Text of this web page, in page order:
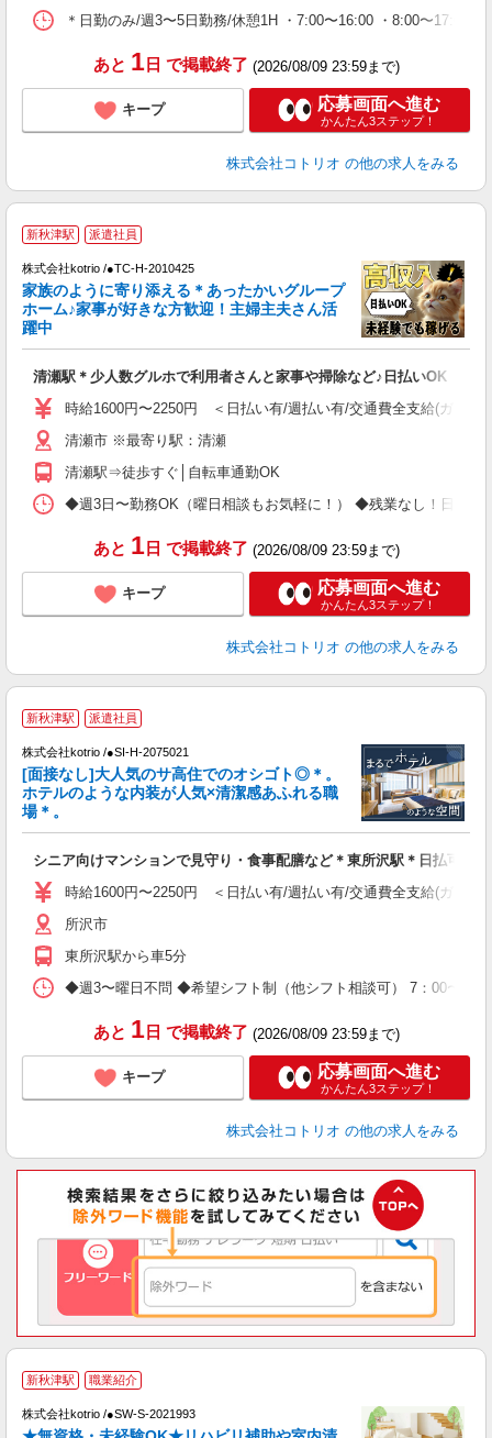
＊日勤のみ/週3〜5日勤務/休憩1H ・7:00〜16:00 ・8:00〜17:00
あと 1日 で掲載終了 (2026/08/09 23:59まで)
キープ 応募画面へ進む
かんたん3ステップ！
株式会社コトリオ の他の求人をみる
新秋津駅 派遣社員
株式会社kotrio /●TC-H-2010425
家族のように寄り添える＊あったかいグループ
ホーム♪家事が好きな方歓迎！主婦主夫さん活
躍中
清瀬駅＊少人数グルホで利用者さんと家事や掃除など♪日払いOK
時給1600円〜2250円 ＜日払い有/週払い有/交通費全支給(ガソリ
清瀬市 ※最寄り駅：清瀬
清瀬駅⇒徒歩すぐ│自転車通勤OK
◆週3日〜勤務OK（曜日相談もお気軽に！） ◆残業なし！日勤の
あと 1日 で掲載終了 (2026/08/09 23:59まで)
キープ 応募画面へ進む
かんたん3ステップ！
株式会社コトリオ の他の求人をみる
新秋津駅 派遣社員
株式会社kotrio /●SI-H-2075021
[面接なし]大人気のサ高住でのオシゴト◎＊。
ホテルのような内装が人気×清潔感あふれる職
場＊。
シニア向けマンションで見守り・食事配膳など＊東所沢駅＊日払可
時給1600円〜2250円 ＜日払い有/週払い有/交通費全支給(ガソリ
所沢市
東所沢駅から車5分
◆週3〜曜日不問 ◆希望シフト制（他シフト相談可） 7：00〜
あと 1日 で掲載終了 (2026/08/09 23:59まで)
キープ 応募画面へ進む
かんたん3ステップ！
株式会社コトリオ の他の求人をみる
新秋津駅 職業紹介
株式会社kotrio /●SW-S-2021993